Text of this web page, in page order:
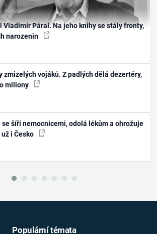
Vladimír Páral. Na jeho knihy se stály fronty,
narozenin
zmizelých vojáků. Z padlých dělá dezertéry,
miliony
se šíří nemocnicemi, odolá lékům a ohrožuje
i Česko
Populární témata